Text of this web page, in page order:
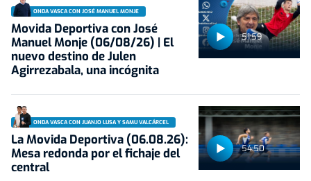
51:59
ONDA VASCA CON JOSÉ MANUEL MONJE
Movida Deportiva con José
Manuel Monje (06/08/26) | El
nuevo destino de Julen
Agirrezabala, una incógnita
54:50
ONDA VASCA CON JUANJO LUSA Y SAMU VALCÁRCEL
La Movida Deportiva (06.08.26):
Mesa redonda por el fichaje del
central